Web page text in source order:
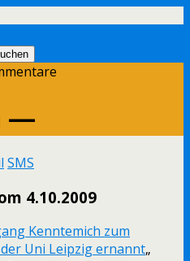
—
SMS
4.10.2009
Kenntemich zum
Uni Leipzig ernannt„